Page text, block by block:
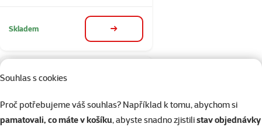
Souhlas s cookies
Proč potřebujeme váš souhlas? Například k tomu, abychom si
pamatovali, co máte v košíku, abyste snadno zjistilistav objednávky
Skladem detail
škraboškový -
Agapornis